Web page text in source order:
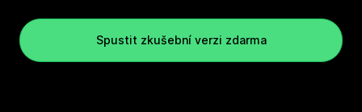
Spustit zkušební verzi zdarma